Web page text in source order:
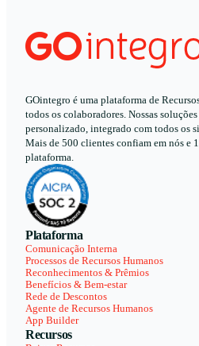
GOintegro é uma plataforma de
todos os colaboradores. Nossas
personalizado, integrado com todos os
Mais de 500 clientes confiam em nós e
plataforma.
Plataforma
Comunicação Interna
Processos de Recursos Humanos
Reconhecimentos & Prêmios
Benefícios & Bem-estar
Rede de Descontos
Agente de Recursos Humanos
App Builder
Recursos